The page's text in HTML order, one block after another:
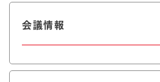
会議情報